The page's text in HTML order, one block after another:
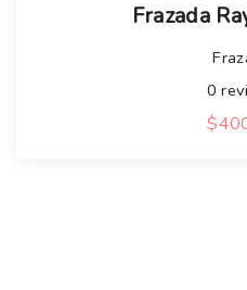
Frazada
0
$